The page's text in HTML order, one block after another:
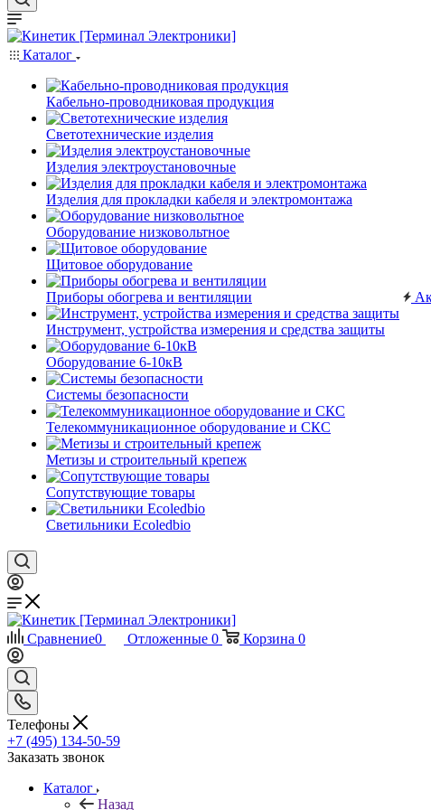
Каталог
Кабельно-проводниковая продукция
Светотехнические изделия
Изделия электроустановочные
Изделия для прокладки кабеля и электромонтажа
Оборудование низковольтное
Щитовое оборудование
Приборы обогрева и вентиляции
Инструмент, устройства измерения и средства защиты
Оборудование 6-10кВ
Системы безопасности
Телекоммуникационное оборудование и СКС
Метизы и строительный крепеж
Сопутствующие товары
Светильники Ecoledbio
Сравнение0 Отложенные 0 Корзина 0
Телефоны
+7 (495) 134-50-59
Заказать звонок
Каталог
Назад